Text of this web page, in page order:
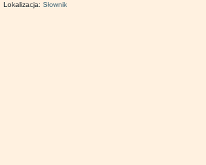
Lokalizacja: Słownik